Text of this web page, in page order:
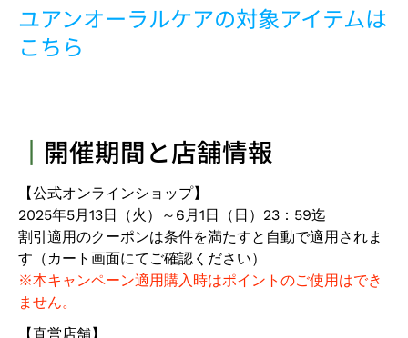
ユアンオーラルケアの対象アイテムは
こちら
┃ 開催期間と店舗情報
【公式オンラインショップ】
2025年5月13日（火）～6月1日（日）23：59迄
割引適用のクーポンは条件を満たすと 自動で適用されま
す（カート画面にてご確認ください）
※本キャンペーン適用購入時はポイントのご使用はでき
ません。
【直営店舗】